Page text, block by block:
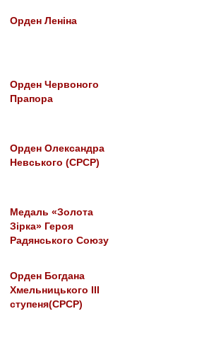
Орден Леніна
Орден Червоного
Прапора
Орден Олександра
Невського (СРСР)
Медаль «Золота
Зірка» Героя
Радянського Союзу
Орден Богдана
Хмельницького ІІІ
ступеня(СРСР)